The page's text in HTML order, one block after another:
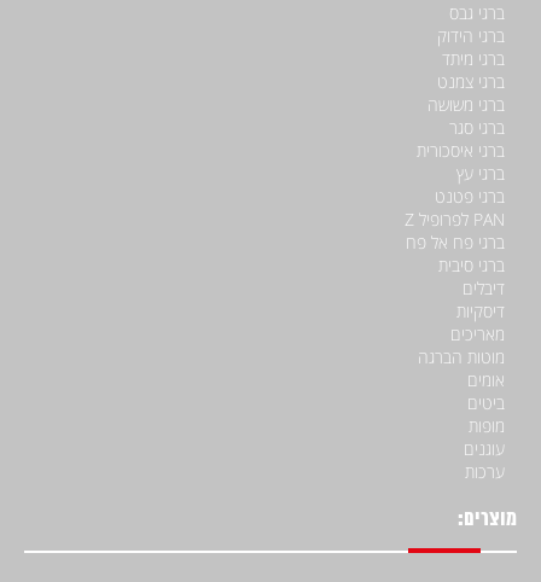
ברגי גבס
ברגי הידוק
ברגי מיתד
ברגי צמנט
ברגי משושה
ברגי סגר
ברגי איסכורית
ברגי עץ
ברגי פטנט
PAN לפרופיל Z
ברגי פח אל פח
ברגי סיבית
דיבלים
דיסקיות
מאריכים
מוטות הברגה
אומים
ביטים
מופות
עוגנים
ערכות
מוצרים: